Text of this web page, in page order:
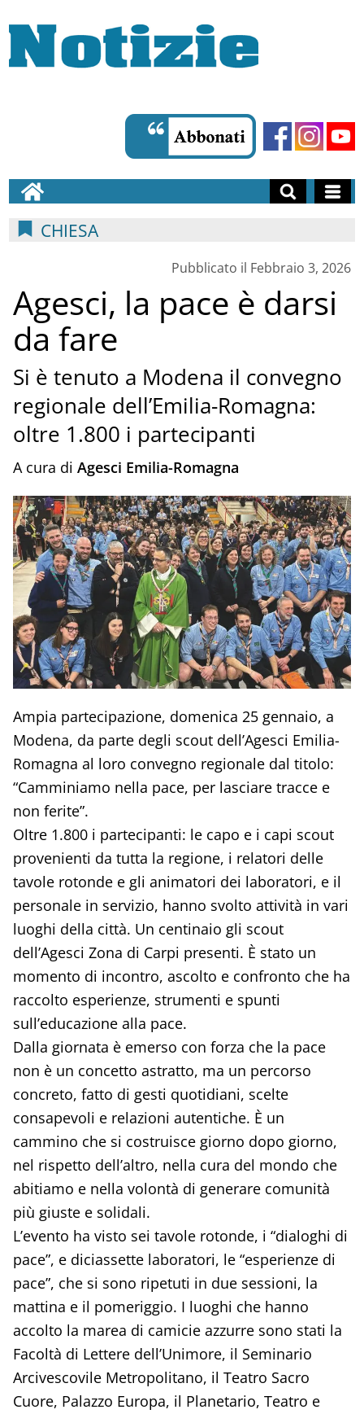
CHIESA
Pubblicato il Febbraio 3, 2026
Agesci, la pace è darsi
da fare
Si è tenuto a Modena il convegno
regionale dell’Emilia-Romagna:
oltre 1.800 i partecipanti
A cura di Agesci Emilia-Romagna
Ampia partecipazione, domenica 25 gennaio, a
Modena, da parte degli scout dell’Agesci Emilia-
Romagna al loro convegno regionale dal titolo:
“Camminiamo nella pace, per lasciare tracce e
non ferite”.
Oltre 1.800 i partecipanti: le capo e i capi scout
provenienti da tutta la regione, i relatori delle
tavole rotonde e gli animatori dei laboratori, e il
personale in servizio, hanno svolto attività in vari
luoghi della città. Un centinaio gli scout
dell’Agesci Zona di Carpi presenti. È stato un
momento di incontro, ascolto e confronto che ha
raccolto esperienze, strumenti e spunti
sull’educazione alla pace.
Dalla giornata è emerso con forza che la pace
non è un concetto astratto, ma un percorso
concreto, fatto di gesti quotidiani, scelte
consapevoli e relazioni autentiche. È un
cammino che si costruisce giorno dopo giorno,
nel rispetto dell’altro, nella cura del mondo che
abitiamo e nella volontà di generare comunità
più giuste e solidali.
L’evento ha visto sei tavole rotonde, i “dialoghi di
pace”, e diciassette laboratori, le “esperienze di
pace”, che si sono ripetuti in due sessioni, la
mattina e il pomeriggio. I luoghi che hanno
accolto la marea di camicie azzurre sono stati la
Facoltà di Lettere dell’Unimore, il Seminario
Arcivescovile Metropolitano, il Teatro Sacro
Cuore, Palazzo Europa, il Planetario, Teatro e